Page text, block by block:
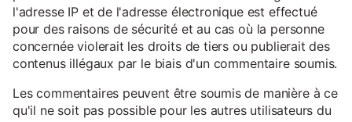
l'adresse IP et de l'adresse électronique est effectué
pour des raisons de sécurité et au cas où la personne
concernée violerait les droits de tiers ou publierait des
contenus illégaux par le biais d'un commentaire soumis.
Les commentaires peuvent être soumis de manière à ce
qu'il ne soit pas possible pour les autres utilisateurs du